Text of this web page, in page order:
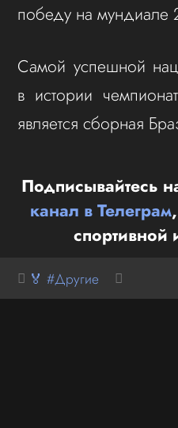
победу на мундиале
Самой успешной
в истории
является сборная
Подписывайтесь
канал в Телеграм
🏅 #Другие